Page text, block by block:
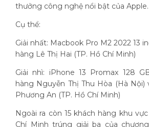
thưởng công nghệ nổi bật của Apple.
Cụ thể:
Giải nhất: Macbook Pro M2 2022 13
hàng Lê Thị Hai (TP. Hồ Chí Minh)
Giải nhì: iPhone 13 Promax 128
hàng Nguyễn Thị Thu Hòa (Hà Nội)
Phương An (TP. Hồ Chí Minh)
Ngoài ra còn 15 khách hàng khu
Chí Minh trúng giải ba của